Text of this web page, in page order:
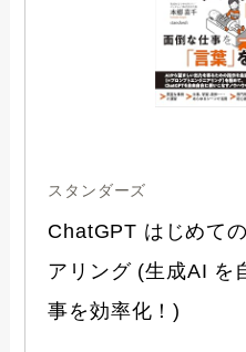
スタンダーズ
ChatGPT はじめて
アリング (生成AI を
事を効率化！)